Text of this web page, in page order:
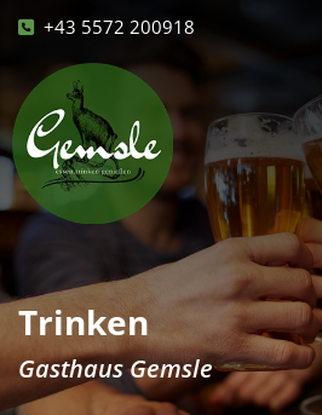
 +43 5572 200918
Trinken
Gasthaus Gemsle